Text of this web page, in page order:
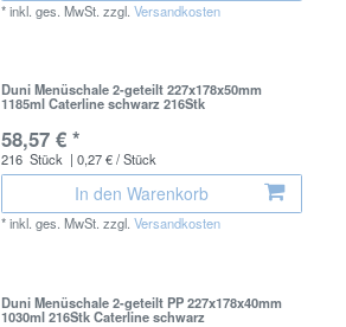
*inkl. ges. MwSt. zzgl.Versandkosten
Duni Menüschale 2-geteilt 227x178x50mm
1185ml Caterline schwarz 216Stk
58,57 € *
216 Stück | 0,27 € / Stück
In den Warenkorb
*inkl. ges. MwSt. zzgl.Versandkosten
Duni Menüschale 2-geteilt PP 227x178x40mm
1030ml 216Stk Caterline schwarz